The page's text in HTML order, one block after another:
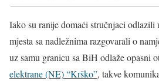
Iako su ranije domaći stručnjaci
mjesta sa nadležnima razgovarali o
uz samu granicu sa BiH odlaže opasni
elektrane (NE) “Krško”, takve